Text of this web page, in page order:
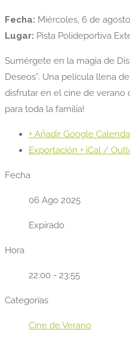
Fecha: Miércoles, 6 de agosto
Lugar: Pista Polideportiva
Sumérgete en la magia de
Deseos”. Una película llena
disfrutar en el cine de verano
para toda la familia!
+ Añadir Google
Exportación + iCal /
Fecha
06 Ago 2025
Expirado
Hora
22:00 - 23:55
Categorías
Cine de Verano